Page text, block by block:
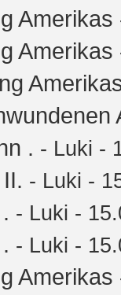
Amerikas
Amerikas
. - Luki -
- Luki -
- Luki -
- Luki -
Amerikas